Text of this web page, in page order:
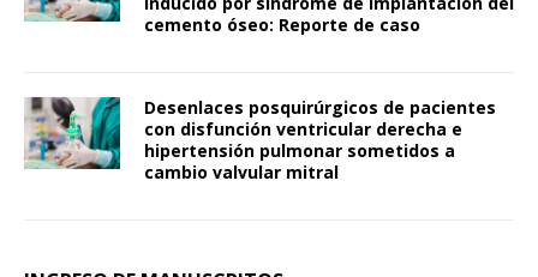
cemento óseo: Reporte de caso
Desenlaces posquirúrgicos de pacientes
con disfunción ventricular derecha e
hipertensión pulmonar sometidos a
cambio valvular mitral